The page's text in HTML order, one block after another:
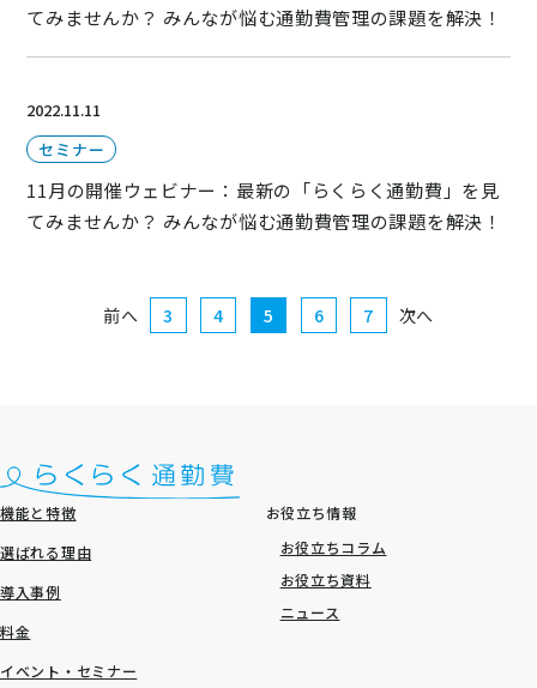
てみませんか？ みんなが悩む通勤費管理の課題を解決！
2022.11.11
セミナー
11月の開催ウェビナー：最新の「らくらく通勤費」を見
てみませんか？ みんなが悩む通勤費管理の課題を解決！
前へ 3 4 5 6 7 次へ
機能と特徴
選ばれる理由
導入事例
料金
イベント・セミナー
お役立ち情報
お役立ちコラム
お役立ち資料
ニュース